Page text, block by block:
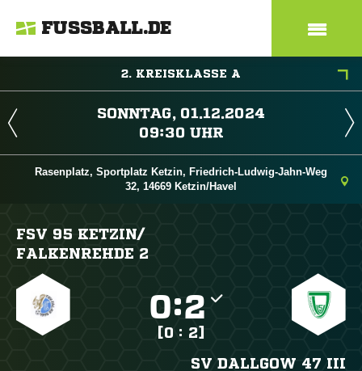
FUSSBALL.DE
2. KREISKLASSE A
 
 
Rasenplatz, Sportplatz Ketzin, Friedrich-Ludwig-Jahn-Weg
32, 14669 Ketzin/Havel
FSV 95 KETZIN/​
FALKENREHDE 2
:
[0 : 2]
SV DALLGOW 47 III